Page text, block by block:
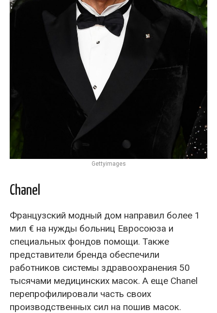
Gettyimages
Chanel
Французский модный дом направил более 1
мил € на нужды больниц Евросоюза и
специальных фондов помощи. Также
представители бренда обеспечили
работников системы здравоохранения 50
тысячами медицинских масок. А еще Chanel
перепрофилировали часть своих
производственных сил на пошив масок.